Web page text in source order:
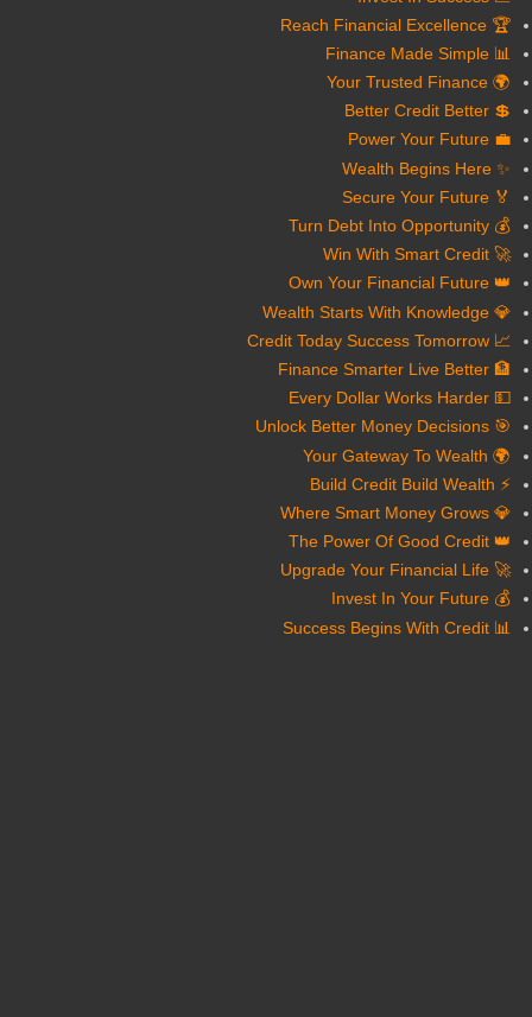
🏆 Reach Financial Excellence
📊 Finance Made Simple
🌍 Your Trusted Finance
💲 Better Credit Better
💼 Power Your Future
✨ Wealth Begins Here
🏅 Secure Your Future
💰 Turn Debt Into Opportunity
🚀 Win With Smart Credit
👑 Own Your Financial Future
💎 Wealth Starts With Knowledge
📈 Credit Today Success Tomorrow
🏦 Finance Smarter Live Better
💵 Every Dollar Works Harder
🎯 Unlock Better Money Decisions
🌍 Your Gateway To Wealth
⚡ Build Credit Build Wealth
💎 Where Smart Money Grows
👑 The Power Of Good Credit
🚀 Upgrade Your Financial Life
💰 Invest In Your Future
📊 Success Begins With Credit